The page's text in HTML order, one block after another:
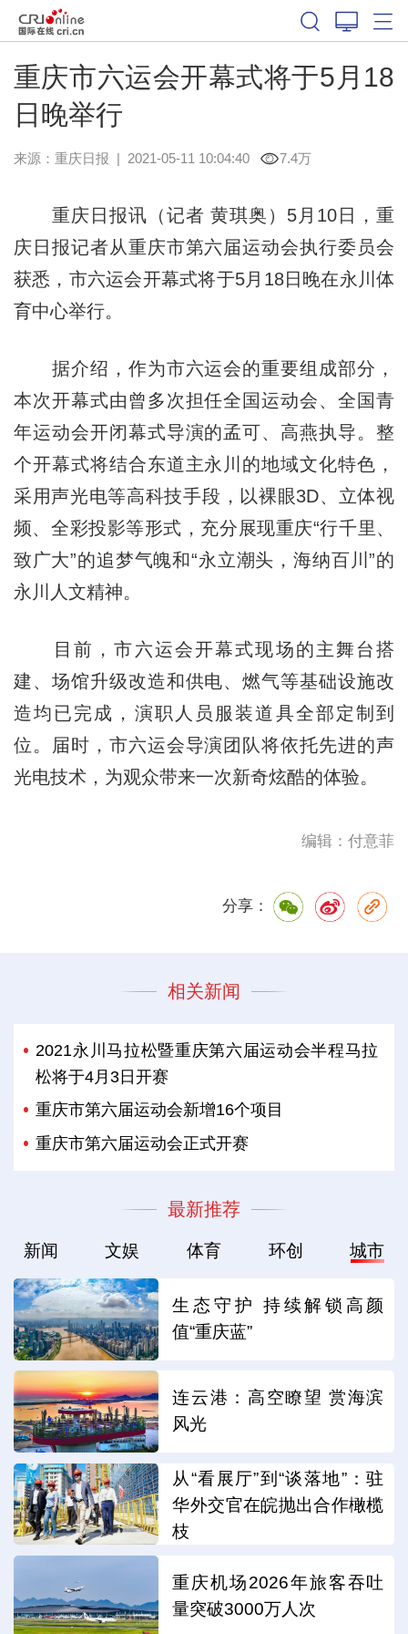
重庆市六运会开幕式将于5月18
日晚举行
来源： 重庆日报 | 2021-05-11 10:04:40 7.4万
重庆日报讯（记者 黄琪奥）5月10日，重
庆日报记者从重庆市第六届运动会执行委员会
获悉，市六运会开幕式将于5月18日晚在永川体
育中心举行。
据介绍，作为市六运会的重要组成部分，
本次开幕式由曾多次担任全国运动会、全国青
年运动会开闭幕式导演的孟可、高燕执导。整
个开幕式将结合东道主永川的地域文化特色，
采用声光电等高科技手段，以裸眼3D、立体视
频、全彩投影等形式，充分展现重庆“行千里、
致广大”的追梦气魄和“永立潮头，海纳百川”的
永川人文精神。
目前，市六运会开幕式现场的主舞台搭
建、场馆升级改造和供电、燃气等基础设施改
造均已完成，演职人员服装道具全部定制到
位。届时，市六运会导演团队将依托先进的声
光电技术，为观众带来一次新奇炫酷的体验。
编辑：付意菲
分享：
相关新闻
2021永川马拉松暨重庆第六届运动会半程马拉
松将于4月3日开赛
重庆市第六届运动会新增16个项目
重庆市第六届运动会正式开赛
最新推荐
新闻 文娱 体育 环创 城市
生态守护 持续解锁高颜
值“重庆蓝”
连云港：高空瞭望 赏海滨
风光
从“看展厅”到“谈落地”：驻
华外交官在皖抛出合作橄榄
枝
重庆机场2026年旅客吞吐
量突破3000万人次